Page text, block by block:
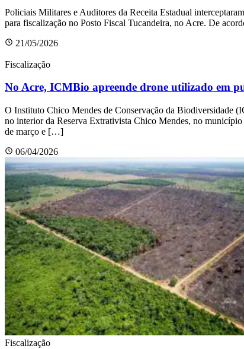
Policiais Militares e Auditores da Receita Estadual
para fiscalização no Posto Fiscal Tucandeira, no Acre. De
21/05/2026
Fiscalização
No Acre, ICMBio apreende drone utilizado em
O Instituto Chico Mendes de Conservação da Biodiversidade
no interior da Reserva Extrativista Chico Mendes, no
de março e […]
06/04/2026
Fiscalização